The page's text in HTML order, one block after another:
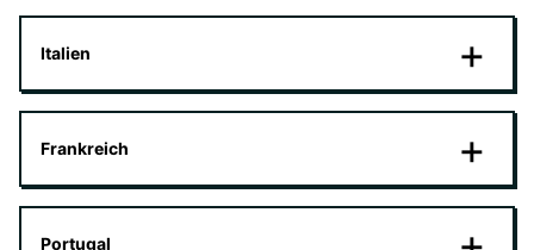
Italien
Frankreich
Portugal